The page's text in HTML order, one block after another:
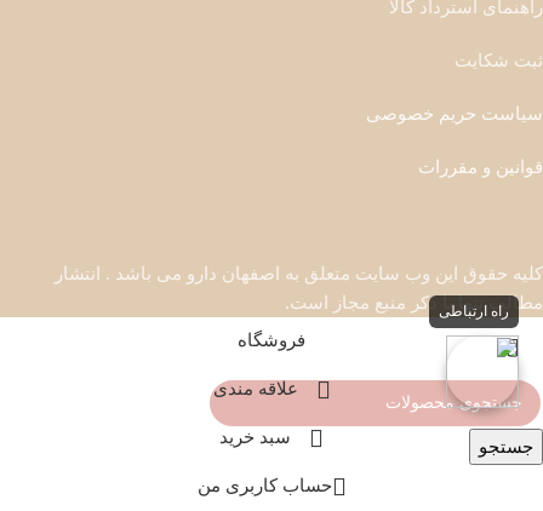
راهنمای استرداد کالا
ثبت شکایت
سیاست حریم خصوصی
قوانین و مقررات
کلیه حقوق این وب سایت متعلق به اصفهان دارو می باشد . انتشار
مطالب تنها با ذکر منبع مجاز است.
جستجو
فروشگاه
علاقه مندی
سبد خرید
حساب کاربری من
راه ارتباطی